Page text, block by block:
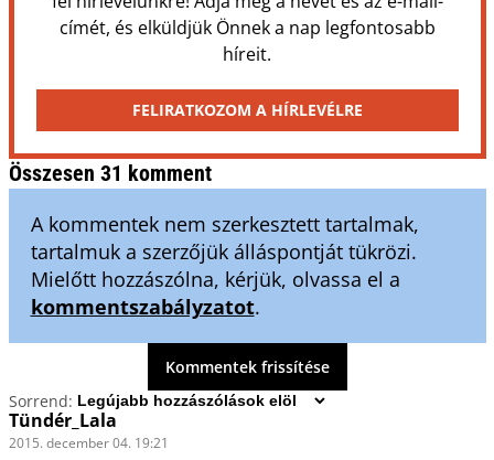
címét, és elküldjük Önnek a nap legfontosabb
híreit.
FELIRATKOZOM A HÍRLEVÉLRE
Összesen 31 komment
A kommentek nem szerkesztett tartalmak,
tartalmuk a szerzőjük álláspontját tükrözi.
Mielőtt hozzászólna, kérjük, olvassa el a
kommentszabályzatot.
Kommentek frissítése
Sorrend:
Tündér_Lala
2015. december 04. 19:21